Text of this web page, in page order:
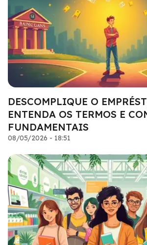
DESCOMPLIQUE O
ENTENDA OS TERMOS E
FUNDAMENTAIS
08/05/2026 - 18:51